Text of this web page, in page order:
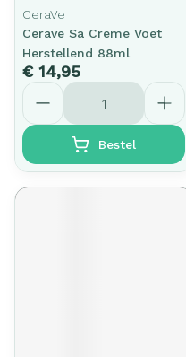
CeraVe
Cerave Sa Creme Voet
Herstellend 88ml
€ 14,95
Aantal
Bestel